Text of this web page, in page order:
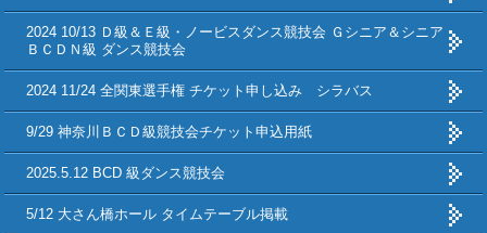
2024 10/13 Ｄ級＆Ｅ級・ノービスダンス競技会 Ｇシニア＆シニア
ＢＣＤＮ級 ダンス競技会
2024 11/24 全関東選手権 チケット申し込み シラバス
9/29 神奈川ＢＣＤ級競技会チケット申込用紙
2025.5.12 BCD 級ダンス競技会
5/12 大さん橋ホール タイムテーブル掲載